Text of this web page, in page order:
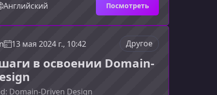
чем ценен DDD, какие
инструменты он предлагает и почему
ключевым в сложных
делает DDD таким
Driven Design помогает
и экспертам предметной области
Английский Посмотреть
13 мая 2024 г., 10:42 Другое
в освоении Domain-
Domain-Driven Design